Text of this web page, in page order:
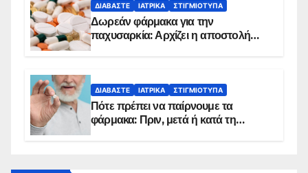
ΔΙΑΒΆΣΤΕ ΙΑΤΡΙΚΆ ΣΤΙΓΜΙΌΤΥΠΑ
Δωρεάν φάρμακα για την
παχυσαρκία: Αρχίζει η αποστολή
ΔΙΑΒΆΣΤΕ ΙΑΤΡΙΚΆ ΣΤΙΓΜΙΌΤΥΠΑ
Πότε πρέπει να παίρνουμε τα
φάρμακα: Πριν, μετά ή κατά τη